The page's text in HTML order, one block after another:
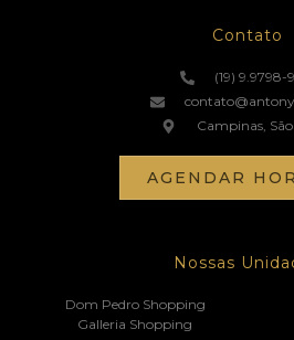
Contato
(19) 9.9798-
Campinas,
AGENDAR
Nossas
Dom Pedro Shopping
Galleria Shopping